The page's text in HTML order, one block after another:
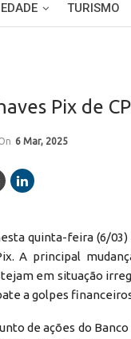
TURISMO
Pix de
6 Mar, 2025
quinta-feira (6/
A principal
em situação
a golpes
de ações do